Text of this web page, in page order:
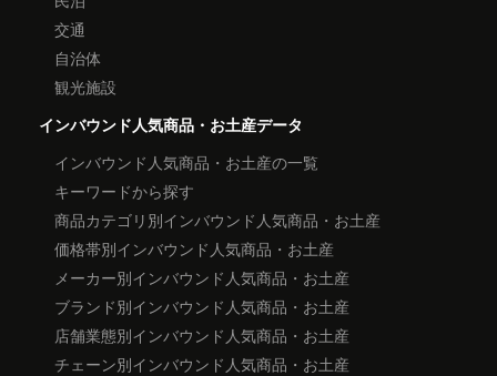
交通
自治体
観光施設
インバウンド人気商品・お土産データ
インバウンド人気商品・お土産の一覧
キーワードから探す
商品カテゴリ別インバウンド人気商品・お土産
価格帯別インバウンド人気商品・お土産
メーカー別インバウンド人気商品・お土産
ブランド別インバウンド人気商品・お土産
店舗業態別インバウンド人気商品・お土産
チェーン別インバウンド人気商品・お土産